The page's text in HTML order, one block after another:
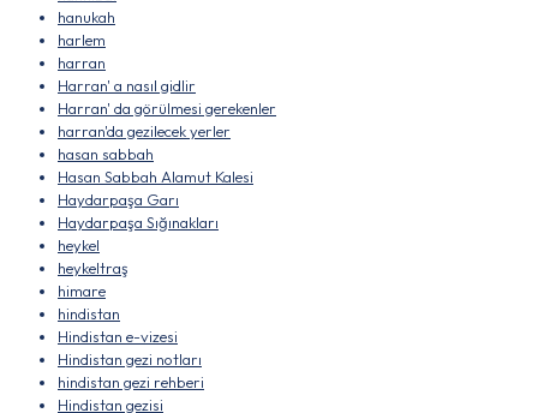
hanukah
harlem
harran
Harran' a nasıl gidlir
Harran' da görülmesi gerekenler
harran'da gezilecek yerler
hasan sabbah
Hasan Sabbah Alamut Kalesi
Haydarpaşa Garı
Haydarpaşa Sığınakları
heykel
heykeltraş
himare
hindistan
Hindistan e-vizesi
Hindistan gezi notları
hindistan gezi rehberi
Hindistan gezisi